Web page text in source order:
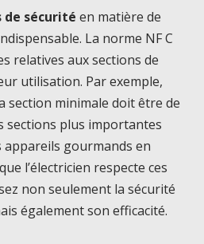
de sécurité en matière de
La norme NF C
relatives aux sections de
utilisation. Par exemple,
minimale doit être de
sections plus importantes
gourmands en
l’électricien respecte ces
non seulement la sécurité
également son efficacité.